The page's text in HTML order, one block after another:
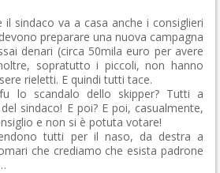
il sindaco va a casa anche i consiglieri
preparare una nuova campagna
denari (circa 50mila euro per avere
sopratutto i piccoli, non hanno
rieletti. E quindi tutti tace.
lo scandalo dello skipper? Tutti a
sindaco! E poi? E poi, casualmente,
e non si è potuta votare!
tutti per il naso, da destra a
che crediamo che esista padrone